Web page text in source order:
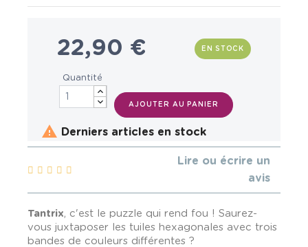
22,90 € EN STOCK
Quantité
AJOUTER AU PANIER
 Derniers articles en stock
Lire ou écrire un
avis
Tantrix, c'est le puzzle qui rend fou ! Saurez-
vous juxtaposer les tuiles hexagonales avec trois
bandes de couleurs différentes ?